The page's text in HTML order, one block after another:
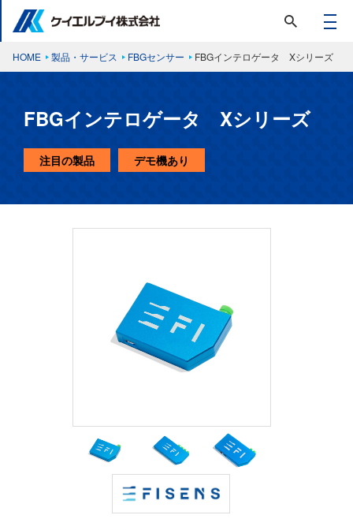
HOME 製品・サービス FBGセンサー FBGインテロゲータ Xシリーズ
FBGインテロゲータ Xシリーズ
注目の製品 デモ機あり